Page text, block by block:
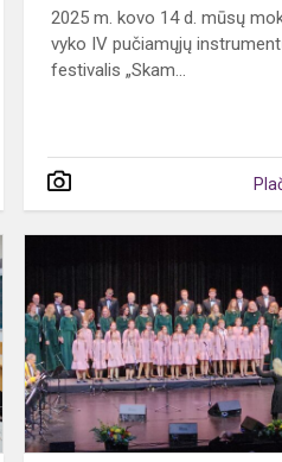
2025 m. kovo 14 d. mūsų
vyko IV pučiamųjų
festivalis „Skam...
pamokų
ciklas
„Kolega
–
kolegai“